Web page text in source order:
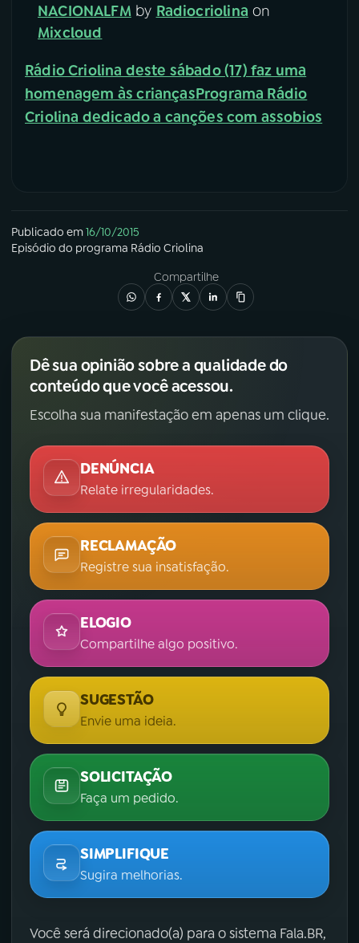
NACIONALFMby Radiocriolina on
Mixcloud
Rádio Criolina deste sábado (17) faz uma
homenagem às criançasPrograma Rádio
Criolina dedicado a canções com assobios
Publicado em16/10/2015
Episódio do programa Rádio Criolina
Compartilhe
Dê sua opinião sobre a qualidade do
conteúdo que você acessou.
Escolha sua manifestação em apenas um clique.
DENÚNCIA
Relate irregularidades.
RECLAMAÇÃO
Registre sua insatisfação.
ELOGIO
Compartilhe algo positivo.
SUGESTÃO
Envie uma ideia.
SOLICITAÇÃO
Faça um pedido.
SIMPLIFIQUE
Sugira melhorias.
Você será direcionado(a) para o sistema Fala.BR,